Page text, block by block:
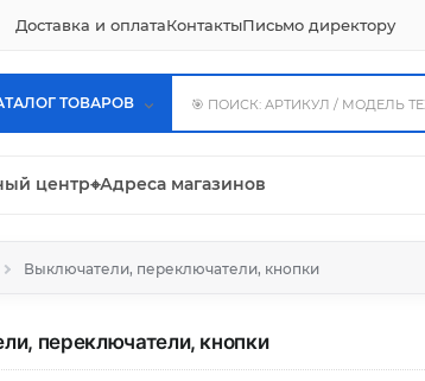
Доставка и оплатаКонтактыПисьмо директору
ТОВАРОВ
центр⌖Адреса магазинов
Выключатели, переключатели, кнопки
переключатели, кнопки